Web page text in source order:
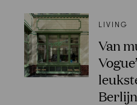
LIVING
Van
Berlijn